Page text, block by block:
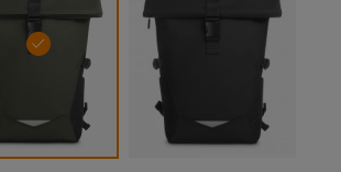
oliv schwarz